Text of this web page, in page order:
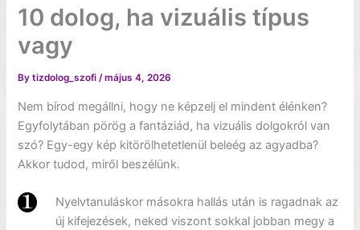
10 dolog, ha vizuális típus
vagy
Bytizdolog_szofi/május 4, 2026
Nem bírod megállni, hogy ne képzelj el mindent élénken?
Egyfolytában pörög a fantáziád, ha vizuális dolgokról van
szó? Egy-egy kép kitörölhetetlenül beleég az agyadba?
Akkor tudod, miről beszélünk.
Nyelvtanuláskor másokra hallás után is ragadnak az
új kifejezések, neked viszont sokkal jobban megy a